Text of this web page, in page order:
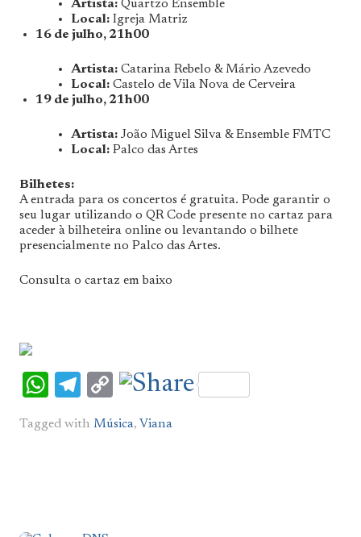
Artista: Quartzo Ensemble
Local: Igreja Matriz
16 de julho, 21h00
Artista: Catarina Rebelo & Mário Azevedo
Local: Castelo de Vila Nova de Cerveira
19 de julho, 21h00
Artista: João Miguel Silva & Ensemble FMTC
Local: Palco das Artes
Bilhetes:
A entrada para os concertos é gratuita. Pode garantir o
seu lugar utilizando o QR Code presente no cartaz para
aceder à bilheteira online ou levantando o bilhete
presencialmente no Palco das Artes.
Consulta o cartaz em baixo
WhatsApp
Telegram
Copy
Tagged with Música, Viana